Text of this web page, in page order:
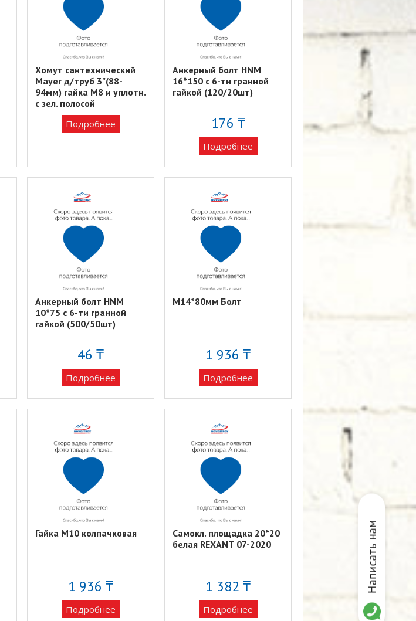
Хомут сантехнический
Mayer д/труб 3"(88-
94мм) гайка М8 и уплотн.
с зел. полосой
Подробнее
Анкерный болт HNM
16*150 с 6-ти гранной
гайкой (120/20шт)
176 ₸
Подробнее
Анкерный болт HNM
10*75 с 6-ти гранной
гайкой (500/50шт)
46 ₸
Подробнее
М14*80мм Болт
1 936 ₸
Подробнее
Гайка М10 колпачковая
1 936 ₸
Подробнее
Самокл. площадка 20*20
белая REXANT 07-2020
1 382 ₸
Подробнее
Написать нам